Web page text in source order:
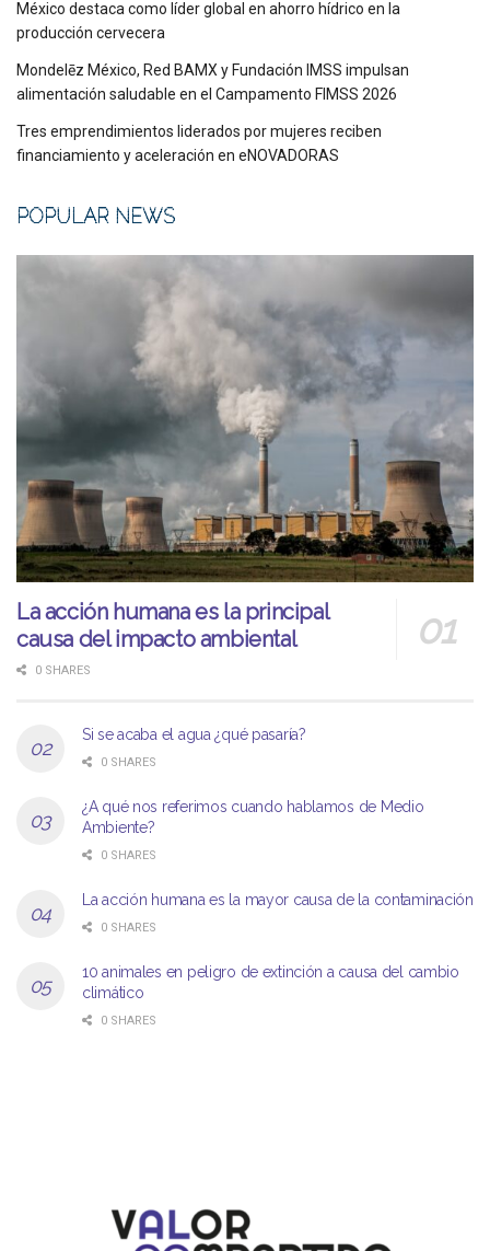
México destaca como líder global en ahorro hídrico en la
producción cervecera
Mondelēz México, Red BAMX y Fundación IMSS impulsan
alimentación saludable en el Campamento FIMSS 2026
Tres emprendimientos liderados por mujeres reciben
financiamiento y aceleración en eNOVADORAS
POPULAR NEWS
La acción humana es la principal
causa del impacto ambiental
0 SHARES
Si se acaba el agua ¿qué pasaría?
0 SHARES
¿A qué nos referimos cuando hablamos de Medio
Ambiente?
0 SHARES
La acción humana es la mayor causa de la contaminación
0 SHARES
10 animales en peligro de extinción a causa del cambio
climático
0 SHARES